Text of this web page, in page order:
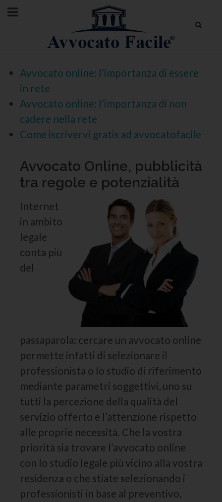
Avvocato online: l’importanza di essere
in rete
Avvocato online: l’importanza di non
cadere nella rete
Come iscrivervi gratis ad avvocatofacile
Avvocato Online, pubblicità
tra regole e potenzialità
Internet
in ambito
legale
conta più
del
passaparola: cercare un avvocato online
permette infatti di selezionare il
professionista o lo studio di riferimento
mediante parametri soggettivi, uno su
tutti la percezione della qualità del
servizio offerto e l’attenzione rispetto
alle proprie necessità. Che la vostra
priorità sia trovare l’avvocato online
con lo studio legale più vicino alla vostra
residenza o che stiate selezionando i
professionisti in base al preventivo,